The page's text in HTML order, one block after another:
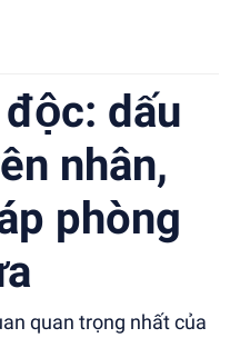
dấu
nhân,
phòng
quan trọng nhất của